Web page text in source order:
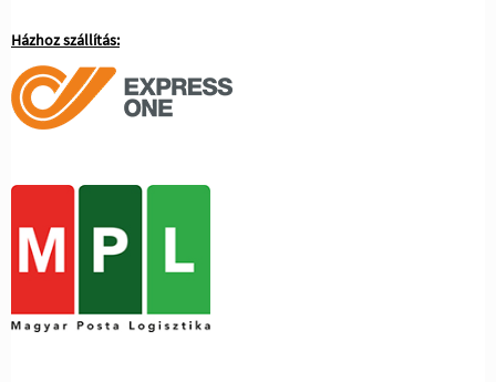
Házhoz szállítás: